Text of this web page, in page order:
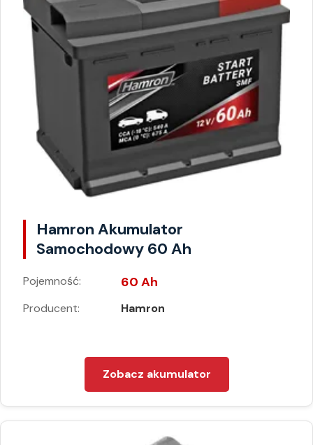
Hamron Akumulator
Samochodowy 60 Ah
Pojemność: 60 Ah
Producent: Hamron
Zobacz akumulator